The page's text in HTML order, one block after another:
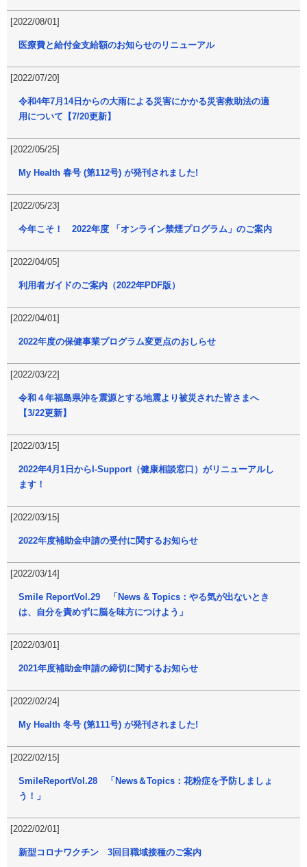
[2022/08/01]
医療費と給付金支給額のお知らせのリニューアル
[2022/07/20]
令和4年7月14日からの大雨による災害にかかる災害救助法の適
用について【7/20更新】
[2022/05/25]
My Health 春号 (第112号) が発刊されました!
[2022/05/23]
今年こそ！ 2022年度 「オンライン禁煙プログラム」のご案内
[2022/04/05]
利用者ガイドのご案内（2022年PDF版）
[2022/04/01]
2022年度の保健事業プログラム変更点のおしらせ
[2022/03/22]
令和４年福島県沖を震源とする地震より被災された皆さまへ
【3/22更新】
[2022/03/15]
2022年4月1日からI-Support（健康相談窓口）がリニューアルし
ます！
[2022/03/15]
2022年度補助金申請の受付に関するお知らせ
[2022/03/14]
Smile ReportVol.29 「News & Topics：やる気が出ないとき
は、自分を責めずに脳を味方につけよう」
[2022/03/01]
2021年度補助金申請の締切に関するお知らせ
[2022/02/24]
My Health 冬号 (第111号) が発刊されました!
[2022/02/15]
SmileReportVol.28 「News＆Topics：花粉症を予防しましょ
う！」
[2022/02/01]
新型コロナワクチン 3回目職域接種のご案内